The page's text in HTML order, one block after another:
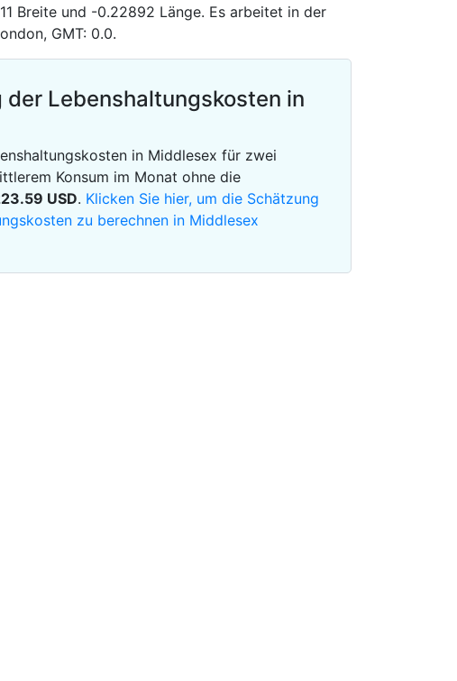
Breite und -0.22892 Länge. Es arbeitet in der
GMT: 0.0.
der Lebenshaltungskosten in
in Middlesex für zwei
Konsum im Monat ohne die
USD. Klicken Sie hier, um die Schätzung
zu berechnen in Middlesex